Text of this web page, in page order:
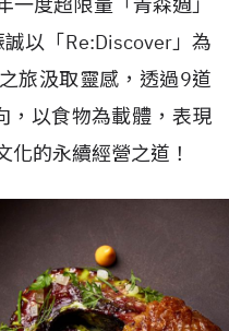
以「Re:Discover」為
旅汲取靈感，透過9道
，以食物為載體，表現
的永續經營之道！